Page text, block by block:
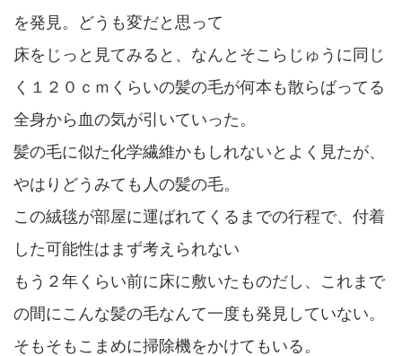
を発見。どうも変だと思って
床をじっと見てみると、なんとそこらじゅうに同じ
く１２０ｃｍくらいの髪の毛が何本も散らばってる
全身から血の気が引いていった。
髪の毛に似た化学繊維かもしれないとよく見たが、
やはりどうみても人の髪の毛。
この絨毯が部屋に運ばれてくるまでの行程で、付着
した可能性はまず考えられない
もう２年くらい前に床に敷いたものだし、これまで
の間にこんな髪の毛なんて一度も発見していない。
そもそもこまめに掃除機をかけてもいる。